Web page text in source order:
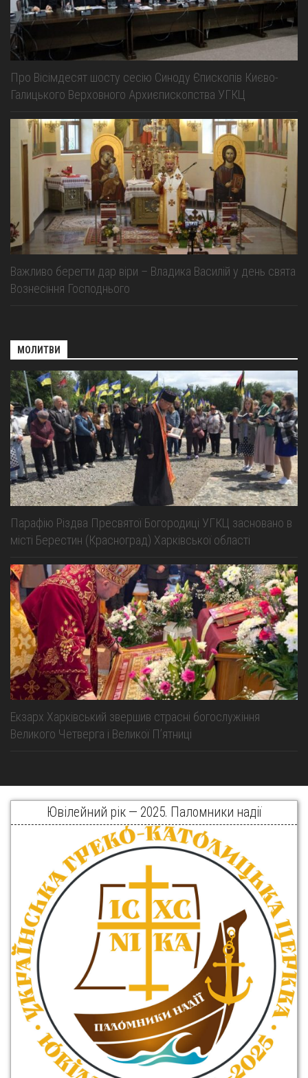
Про Вісімдесят шосту сесію Синоду Єпископів Києво-
Галицького Верховного Архиєпископства УГКЦ
Важливо берегти дар віри – Владика Василій у день свята
Вознесіння Господнього
МОЛИТВИ
Парафію Різдва Пресвятої Богородиці УГКЦ засновано в
місті Берестин (Красноград) Харківської області
Екзарх Харківський звершив страсні богослужіння
Великого Четверга і Великої Пʼятниці
Ювілейний рік — 2025. Паломники надії